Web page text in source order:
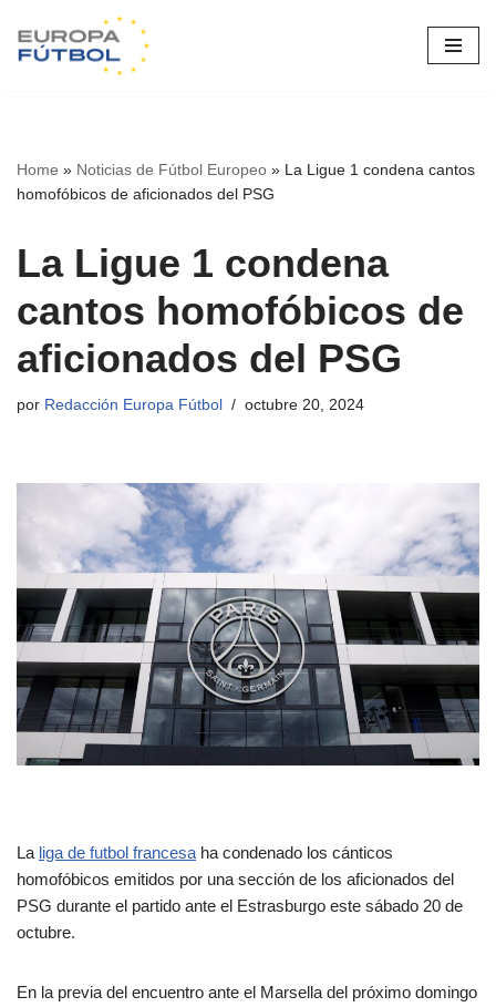
Saltar
Home » Noticias de Fútbol Europeo » La Ligue 1 condena cantos
homofóbicos de aficionados del PSG
La Ligue 1 condena
cantos homofóbicos de
aficionados del PSG
por Redacción Europa Fútbol octubre 20, 2024
La liga de futbol francesa ha condenado los cánticos
homofóbicos emitidos por una sección de los aficionados del
PSG durante el partido ante el Estrasburgo este sábado 20 de
octubre.
En la previa del encuentro ante el Marsella del próximo domingo